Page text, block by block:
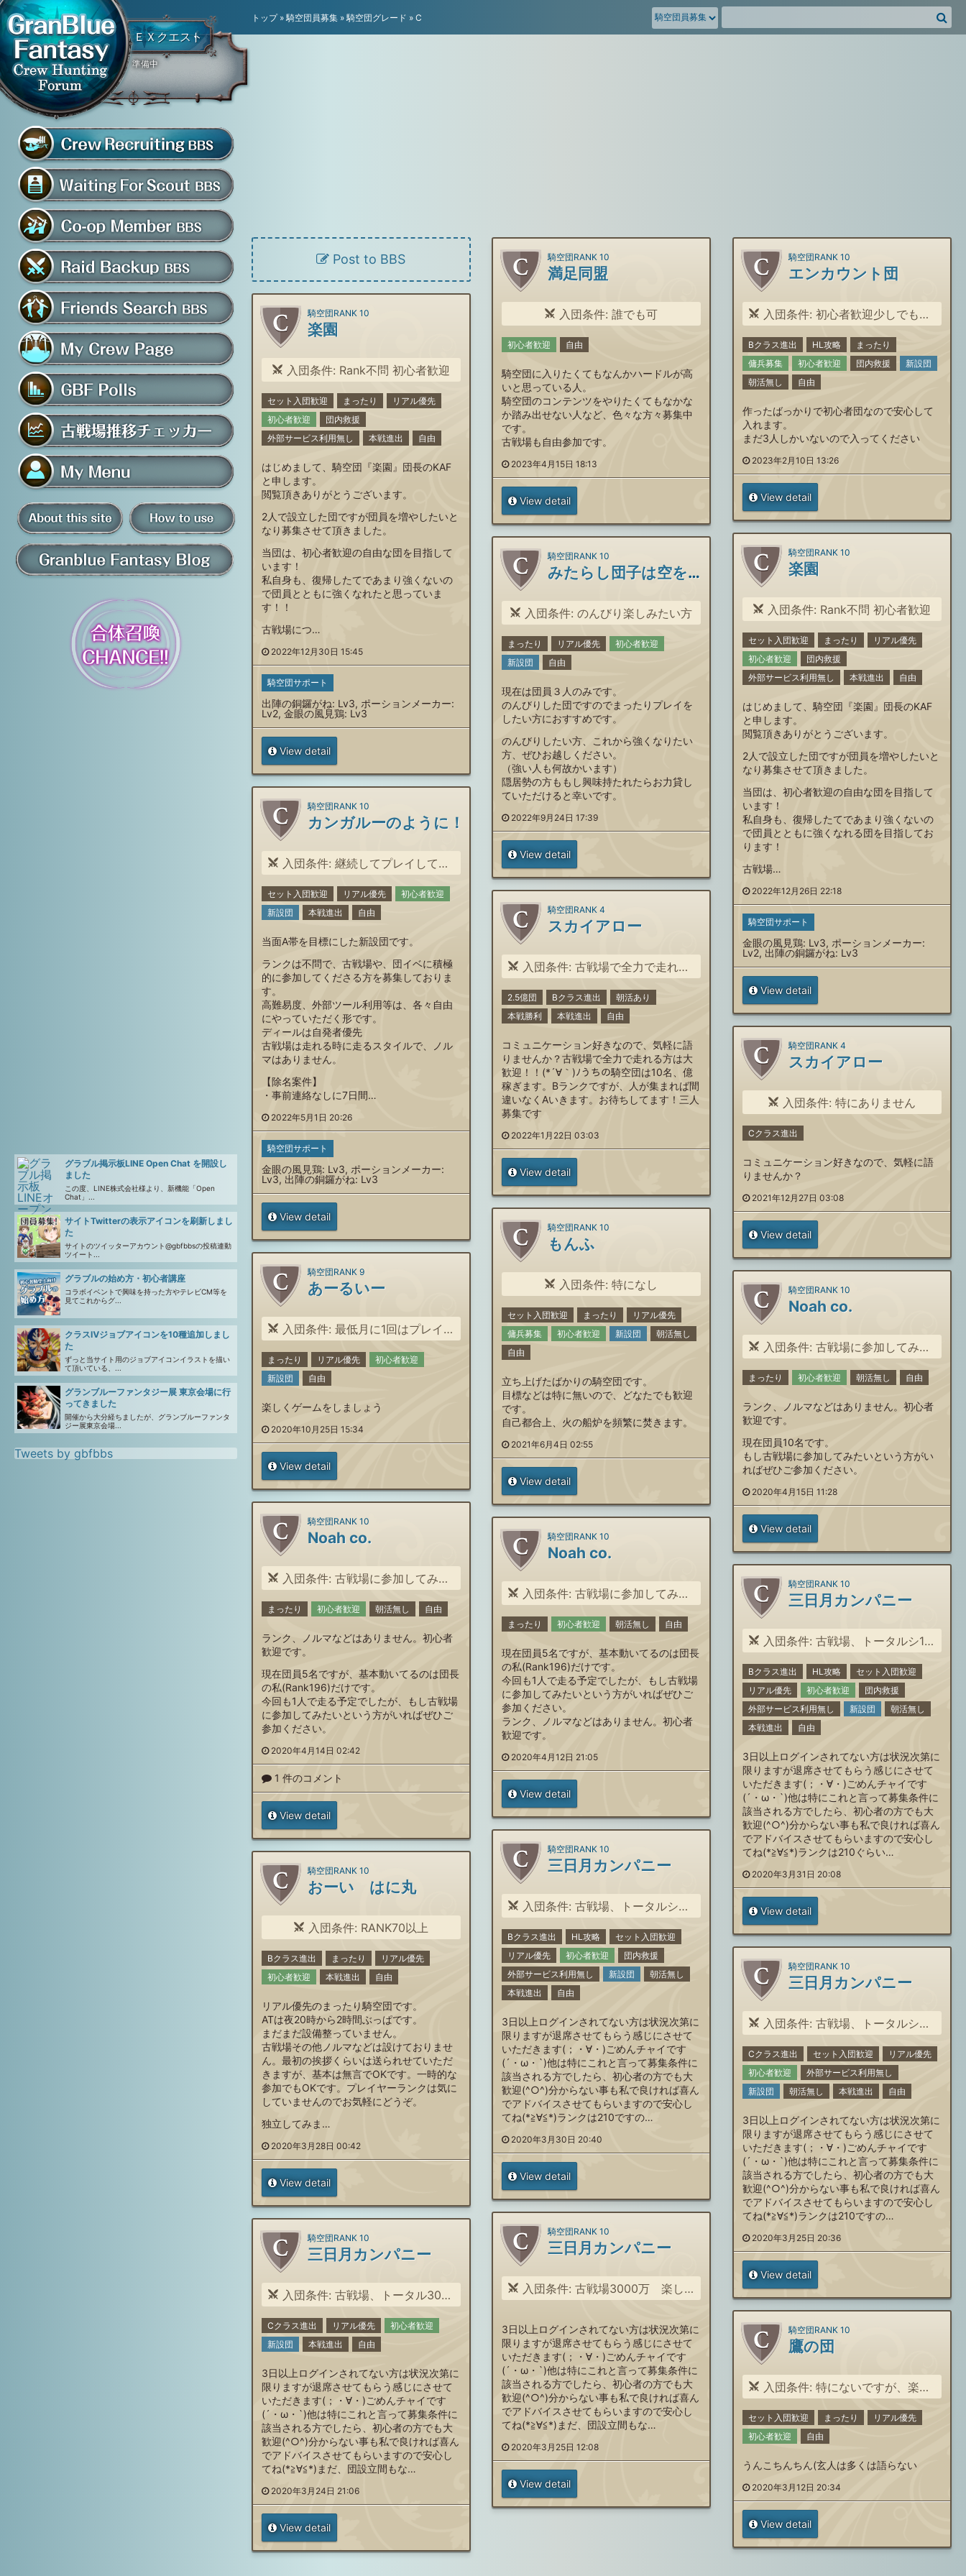
グラブル騎空団募集掲示
騎
空
団
騎空団員募集掲示板
騎空団入団希望掲示板
共闘部屋・メンバー掲示板
マルチバトル救援募集掲示板
フレンド募集掲示板
マイ騎空団ページ
グラブルアンケート
古戦場推移チェッカー
マイメニュー
騎空団員募集掲示板 掲示板の使い方
グラブル掲示板LINE Open Chat を開設し
ました
この度、LINE株式会社様より、新機能「Open
Chat」...
サイトTwitterの表示アイコンを刷新しまし
た
サイトのツイッターアカウント@gbfbbsの投稿連動
ツイート...
グラブルの始め方・初心者講座
コラボイベントで興味を持った方やテレビCM等を
見てこれからグ...
クラスⅣジョブアイコンを10種追加しまし
た
ずっと当サイト用のジョブアイコンイラストを描い
て頂いている、...
グランブルーファンタジー展 東京会場に行
ってきました
開催から大分経ちましたが、グランブルーファンタ
ジー展東京会場...
ＥＸクエスト
準備中
Tweets by gbfbbs
トップ»騎空団員募集 »騎空団グレード » C
Post to BBS
満足同盟
騎空団RANK 10
入団条件: 誰でも可
初心者歓迎 自由
騎空団に入りたくてもなんかハードルが高
いと思っている人。
騎空団のコンテンツをやりたくてもなかな
か踏み出せない人など、色々な方々募集中
です。
古戦場も自由参加です。
2023年4月15日 18:13
View detail
エンカウント団
騎空団RANK 10
入団条件: 初心者歓迎少しでも寄付してくれてモチベのある人
Bクラス進出 HL攻略
まったり
傭兵募集
初心者歓迎 団内救援
新設団
朝活無し
自由
作ったばっかりで初心者団なので安心して
入れます。
まだ3人しかいないので入ってください
2023年2月10日 13:26
View detail
楽園
騎空団RANK 10
入団条件: Rank不問 初心者歓迎
セット入団歓迎 まったり
リアル優先
初心者歓迎
団内救援
外部サービス利用無し
本戦進出 自由
はじめまして、騎空団『楽園』団長のKAF
と申します。
閲覧頂きありがとうございます。
2人で設立した団ですが団員を増やしたいと
なり募集させて頂きました。
当団は、初心者歓迎の自由な団を目指して
います！
私自身も、復帰したてであまり強くないの
で団員とともに強くなれたと思っていま
す！！
古戦場につ…
2022年12月30日 15:45
騎空団サポート
出陣の銅鑼がね: Lv3, ポーションメーカー:
Lv2, 金眼の風見鶏: Lv3
View detail
楽園
騎空団RANK 10
入団条件: Rank不問 初心者歓迎
セット入団歓迎 まったり
リアル優先
初心者歓迎
団内救援
外部サービス利用無し
本戦進出 自由
はじめまして、騎空団『楽園』団長のKAF
と申します。
閲覧頂きありがとうございます。
2人で設立した団ですが団員を増やしたいと
なり募集させて頂きました。
当団は、初心者歓迎の自由な団を目指して
います！
私自身も、復帰したてであまり強くないの
で団員とともに強くなれる団を目指してお
ります！
古戦場…
2022年12月26日 22:18
騎空団サポート
金眼の風見鶏: Lv3, ポーションメーカー:
Lv2, 出陣の銅鑼がね: Lv3
View detail
みたらし団子は空を飛ぶ
騎空団RANK 10
入団条件: のんびり楽しみたい方
まったり リアル優先
初心者歓迎
新設団
自由
現在は団員３人のみです。
のんびりした団ですのでまったりプレイを
したい方におすすめです。
のんびりしたい方、これから強くなりたい
方、ぜひお越しください。
（強い人も何故かいます）
隠居勢の方ももし興味持たれたらお力貸し
ていただけると幸いです。
2022年9月24日 17:39
View detail
カンガルーのように！
騎空団RANK 10
入団条件: 継続してプレイしていただける方
セット入団歓迎 リアル優先
初心者歓迎
新設団
本戦進出 自由
当面A帯を目標にした新設団です。
ランクは不問で、古戦場や、団イベに積極
的に参加してくださる方を募集しておりま
す。
高難易度、外部ツール利用等は、各々自由
にやっていただく形です。
ディールは自発者優先
古戦場は走れる時に走るスタイルで、ノル
マはありません。
【除名案件】
・事前連絡なしに7日間…
2022年5月1日 20:26
騎空団サポート
金眼の風見鶏: Lv3, ポーションメーカー:
Lv3, 出陣の銅鑼がね: Lv3
View detail
スカイアロー
騎空団RANK 4
入団条件: 古戦場で全力で走れる方
2.5億団 Bクラス進出
朝活あり
本戦勝利
本戦進出 自由
コミュニケーション好きなので、気軽に語
りませんか？古戦場で全力で走れる方は大
歓迎！！(*´∀｀)ﾉうちの騎空団は10名、億
稼ぎます。Bランクですが、人が集まれば間
違いなくAいきます。お待ちしてます！三人
募集です
2022年1月22日 03:03
View detail
スカイアロー
騎空団RANK 4
入団条件: 特にありません
Cクラス進出
コミュニケーション好きなので、気軽に語
りませんか？
2021年12月27日 03:08
View detail
もんふ
騎空団RANK 10
入団条件: 特になし
セット入団歓迎 まったり
リアル優先
傭兵募集
初心者歓迎 新設団
朝活無し
自由
立ち上げたばかりの騎空団です。
目標などは特に無いので、どなたでも歓迎
です。
自己都合上、火の船炉を頻繁に焚きます。
2021年6月4日 02:55
View detail
あーるいー
騎空団RANK 9
入団条件: 最低月に1回はプレイする人
まったり リアル優先
初心者歓迎
新設団
自由
楽しくゲームをしましょう
2020年10月25日 15:34
View detail
Noah co.
騎空団RANK 10
入団条件: 古戦場に参加してみたい方
まったり 初心者歓迎 朝活無し 自由
ランク、ノルマなどはありません。初心者
歓迎です。
現在団員10名です。
もし古戦場に参加してみたいという方がい
ればぜひご参加ください。
2020年4月15日 11:28
View detail
Noah co.
騎空団RANK 10
入団条件: 古戦場に参加してみたい方
まったり 初心者歓迎 朝活無し 自由
ランク、ノルマなどはありません。初心者
歓迎です。
現在団員5名ですが、基本動いてるのは団長
の私(Rank196)だけです。
今回も1人で走る予定でしたが、もし古戦場
に参加してみたいという方がいればぜひご
参加ください。
2020年4月14日 02:42
1 件のコメント
View detail
Noah co.
騎空団RANK 10
入団条件: 古戦場に参加してみたい方
まったり 初心者歓迎 朝活無し 自由
現在団員5名ですが、基本動いてるのは団長
の私(Rank196)だけです。
今回も1人で走る予定でしたが、もし古戦場
に参加してみたいという方がいればぜひご
参加ください。
ランク、ノルマなどはありません。初心者
歓迎です。
2020年4月12日 21:05
View detail
三日月カンパニー
騎空団RANK 10
入団条件: 古戦場、トータルシ1000万以上稼げる方。会話を楽しむ事が出来る方大募集(&quot;⌒∇⌒&quot;)
Bクラス進出 HL攻略
セット入団歓迎
リアル優先
初心者歓迎
団内救援
外部サービス利用無し
新設団
朝活無し
本戦進出
自由
3日以上ログインされてない方は状況次第に
限りますが退席させてもらう感じにさせて
いただきます(；・∀・)ごめんチャイです
(´・ω・`)他は特にこれと言って募集条件に
該当される方でしたら、初心者の方でも大
歓迎(^○^)分からない事も私で良ければ喜ん
でアドバイスさせてもらいますので安心し
てね(*≧∀≦*)ランクは210ぐらい…
2020年3月31日 20:08
View detail
三日月カンパニー
騎空団RANK 10
入団条件: 古戦場、トータルシ2000万以上稼げる方。会話を楽しむ事が出来る方大募集(&quot;⌒∇⌒&quot;)
Bクラス進出 HL攻略
セット入団歓迎
リアル優先
初心者歓迎
団内救援
外部サービス利用無し
新設団
朝活無し
本戦進出
自由
3日以上ログインされてない方は状況次第に
限りますが退席させてもらう感じにさせて
いただきます(；・∀・)ごめんチャイです
(´・ω・`)他は特にこれと言って募集条件に
該当される方でしたら、初心者の方でも大
歓迎(^○^)分からない事も私で良ければ喜ん
でアドバイスさせてもらいますので安心し
てね(*≧∀≦*)ランクは210ですの…
2020年3月30日 20:40
View detail
おーい はに丸
騎空団RANK 10
入団条件: RANK70以上
Bクラス進出 まったり
リアル優先
初心者歓迎
本戦進出 自由
リアル優先のまったり騎空団です。
ATは夜20時から2時間ぶっぱです。
まだまだ設備整っていません。
古戦場その他ノルマなどは設けておりませ
ん。最初の挨拶くらいは送られせていただ
きますが、基本は無言でOKです。一時的な
参加でもOKです。プレイヤーランクは気に
していませんのでお気軽にどうぞ。
独立してみま…
2020年3月28日 00:42
View detail
三日月カンパニー
騎空団RANK 10
入団条件: 古戦場、トータルシ2000万以上稼げる方。会話を楽しむ事が出来る方大募集(&quot;⌒∇⌒&quot;)
Cクラス進出 セット入団歓迎
リアル優先
初心者歓迎
外部サービス利用無し
新設団
朝活無し 本戦進出 自由
3日以上ログインされてない方は状況次第に
限りますが退席させてもらう感じにさせて
いただきます(；・∀・)ごめんチャイです
(´・ω・`)他は特にこれと言って募集条件に
該当される方でしたら、初心者の方でも大
歓迎(^○^)分からない事も私で良ければ喜ん
でアドバイスさせてもらいますので安心し
てね(*≧∀≦*)ランクは210ですの…
2020年3月25日 20:36
View detail
三日月カンパニー
騎空団RANK 10
入団条件: 古戦場3000万 楽しく会話出来る方
3日以上ログインされてない方は状況次第に
限りますが退席させてもらう感じにさせて
いただきます(；・∀・)ごめんチャイです
(´・ω・`)他は特にこれと言って募集条件に
該当される方でしたら、初心者の方でも大
歓迎(^○^)分からない事も私で良ければ喜ん
でアドバイスさせてもらいますので安心し
てね(*≧∀≦*)まだ、団設立間もな…
2020年3月25日 12:08
View detail
三日月カンパニー
騎空団RANK 10
入団条件: 古戦場、トータル3000万以上稼げる方。会話を楽しむ事が出来る方大募集(&quot;⌒∇⌒&quot;)
Cクラス進出 リアル優先
初心者歓迎
新設団
本戦進出 自由
3日以上ログインされてない方は状況次第に
限りますが退席させてもらう感じにさせて
いただきます(；・∀・)ごめんチャイです
(´・ω・`)他は特にこれと言って募集条件に
該当される方でしたら、初心者の方でも大
歓迎(^○^)分からない事も私で良ければ喜ん
でアドバイスさせてもらいますので安心し
てね(*≧∀≦*)まだ、団設立間もな…
2020年3月24日 21:06
View detail
鷹の団
騎空団RANK 10
入団条件: 特にないですが、楽しめそうな人募集しています！
セット入団歓迎 まったり
リアル優先
初心者歓迎
自由
うんこちんちん(玄人は多くは語らない
2020年3月12日 20:34
View detail